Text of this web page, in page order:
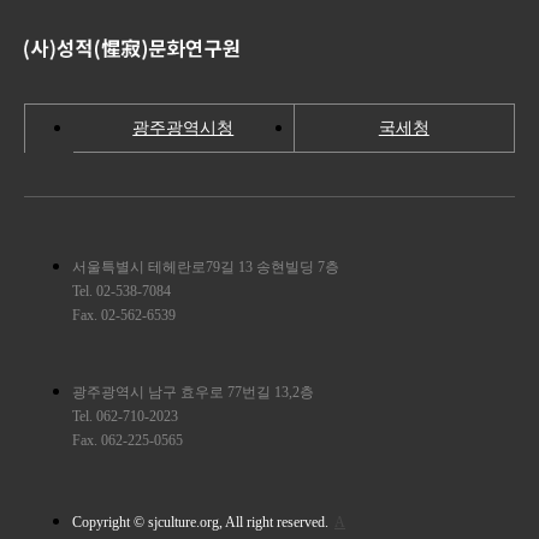
광주광역시청 국세청
서울특별시 테헤란로79길 13 송현빌딩 7층
Tel. 02-538-7084
Fax. 02-562-6539
광주광역시 남구 효우로 77번길 13,2층
Tel. 062-710-2023
Fax. 062-225-0565
Copyright © sjculture.org, All right reserved.